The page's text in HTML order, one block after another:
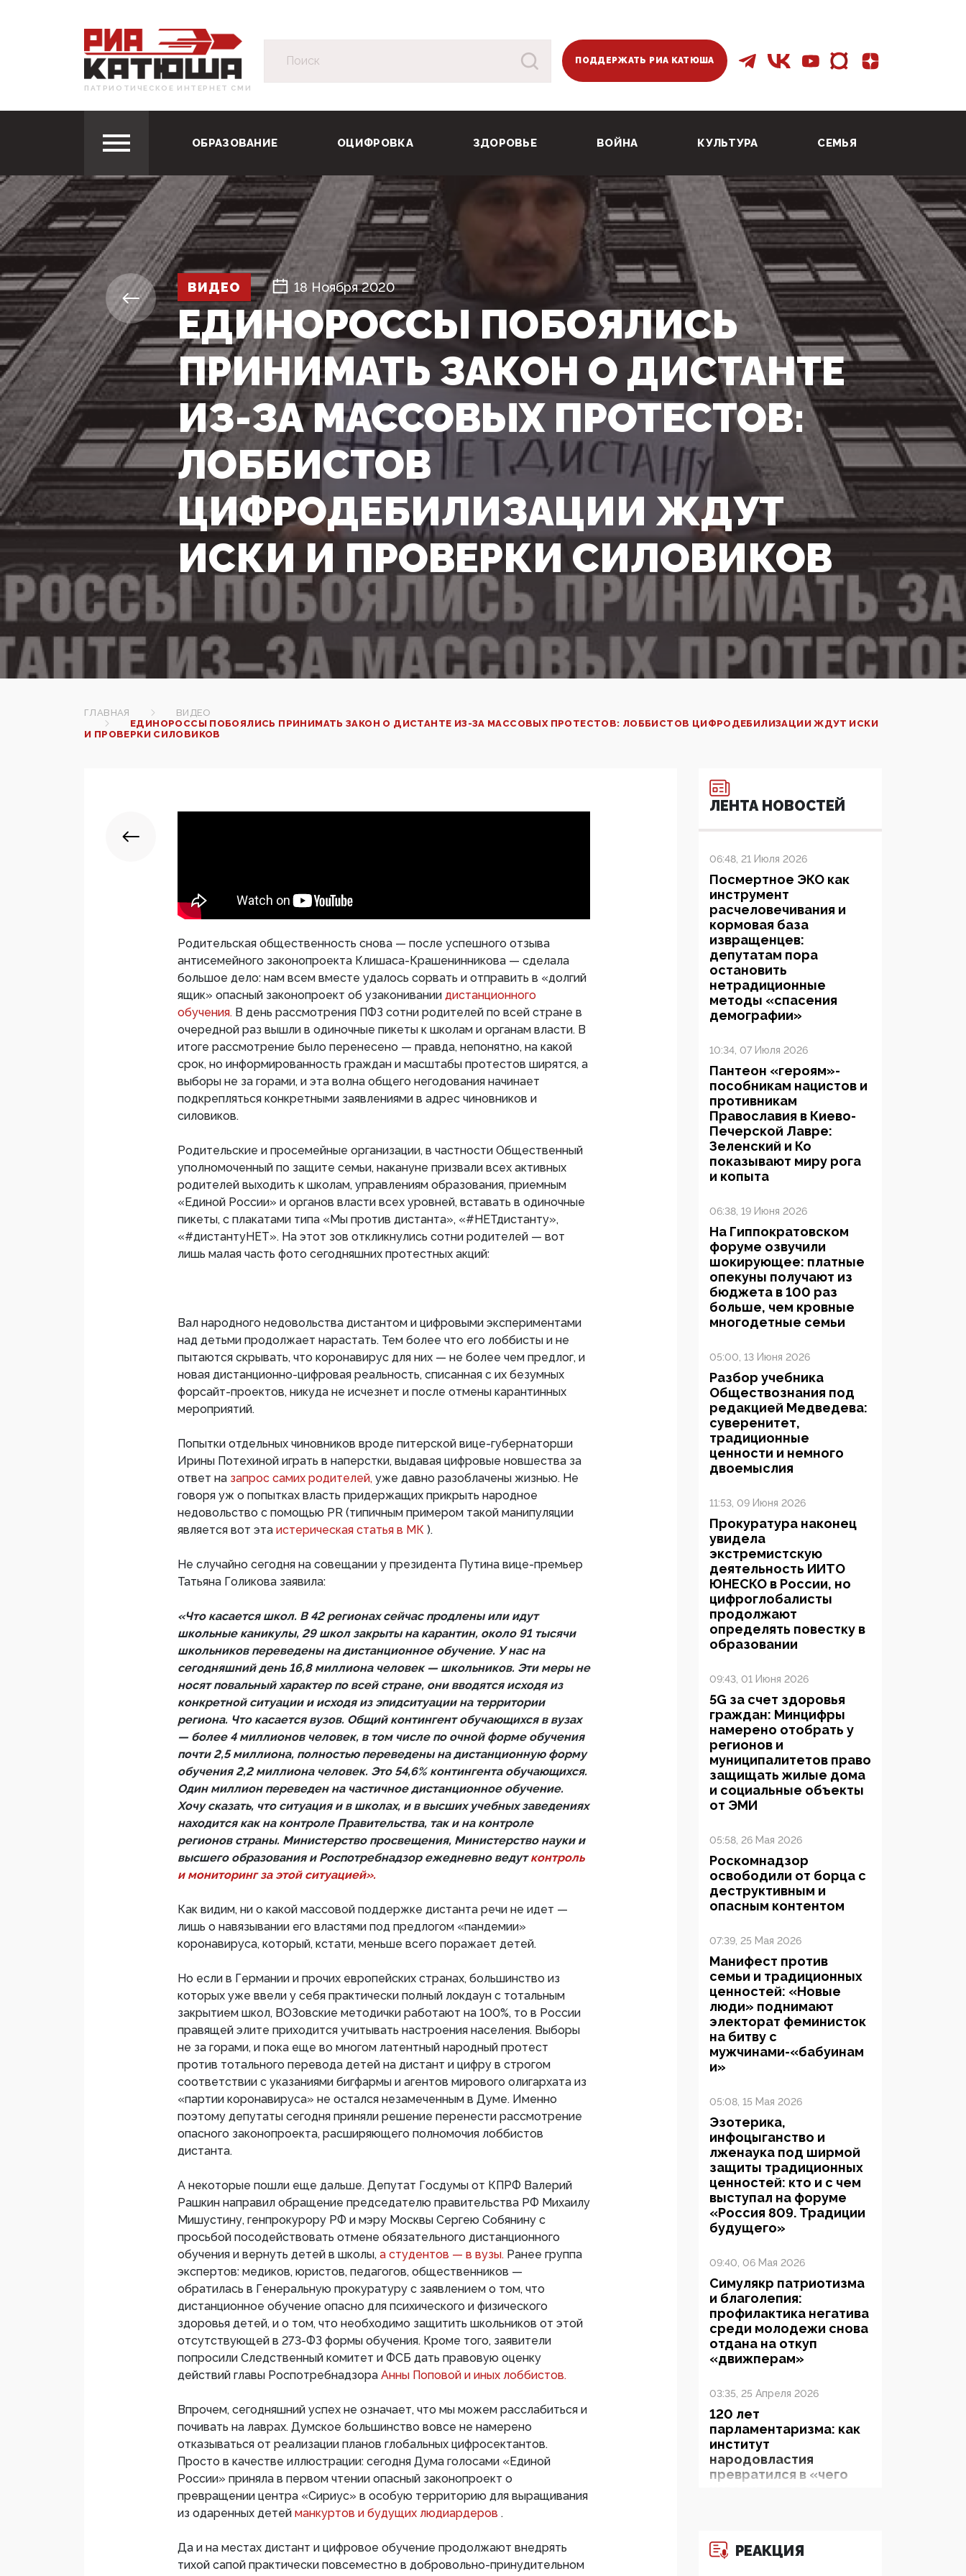
ПАТРИОТИЧЕСКОЕ ИНТЕРНЕТ СМИ
ПОДДЕРЖАТЬ РИА КАТЮША
ОБРАЗОВАНИЕ ОЦИФРОВКА ЗДОРОВЬЕ ВОЙНА КУЛЬТУРА СЕМЬЯ
ВИДЕО 18 Ноября 2020
ЕДИНОРОССЫ ПОБОЯЛИСЬ
ПРИНИМАТЬ ЗАКОН О ДИСТАНТЕ
ИЗ-ЗА МАССОВЫХ ПРОТЕСТОВ:
ЛОББИСТОВ
ЦИФРОДЕБИЛИЗАЦИИ ЖДУТ
ИСКИ И ПРОВЕРКИ СИЛОВИКОВ
ГЛАВНАЯ
ВИДЕО
ЕДИНОРОССЫ ПОБОЯЛИСЬ ПРИНИМАТЬ ЗАКОН О ДИСТАНТЕ ИЗ-ЗА МАССОВЫХ ПРОТЕСТОВ: ЛОББИСТОВ ЦИФРОДЕБИЛИЗАЦИИ ЖДУТ ИСКИ
И ПРОВЕРКИ СИЛОВИКОВ
Родительская общественность снова — после успешного отзыва
антисемейного законопроекта Клишаса-Крашенинникова — сделала
большое дело: нам всем вместе удалось сорвать и отправить в «долгий
ящик» опасный законопроект об узаконивании дистанционного
обучения. В день рассмотрения ПФЗ сотни родителей по всей стране в
очередной раз вышли в одиночные пикеты к школам и органам власти. В
итоге рассмотрение было перенесено — правда, непонятно, на какой
срок, но информированность граждан и масштабы протестов ширятся, а
выборы не за горами, и эта волна общего негодования начинает
подкрепляться конкретными заявлениями в адрес чиновников и
силовиков.
Родительские и просемейные организации, в частности Общественный
уполномоченный по защите семьи, накануне призвали всех активных
родителей выходить к школам, управлениям образования, приемным
«Единой России» и органов власти всех уровней, вставать в одиночные
пикеты, с плакатами типа «Мы против дистанта», «#НЕТдистанту»,
«#дистантуНЕТ». На этот зов откликнулись сотни родителей — вот
лишь малая часть фото сегодняшних протестных акций:
Вал народного недовольства дистантом и цифровыми экспериментами
над детьми продолжает нарастать. Тем более что его лоббисты и не
пытаются скрывать, что коронавирус для них — не более чем предлог, и
новая дистанционно-цифровая реальность, списанная с их безумных
форсайт-проектов, никуда не исчезнет и после отмены карантинных
мероприятий.
Попытки отдельных чиновников вроде питерской вице-губернаторши
Ирины Потехиной играть в наперстки, выдавая цифровые новшества за
ответ на запрос самих родителей, уже давно разоблачены жизнью. Не
говоря уж о попытках власть придержащих прикрыть народное
недовольство с помощью PR (типичным примером такой манипуляции
является вот эта истерическая статья в МК ).
Не случайно сегодня на совещании у президента Путина вице-премьер
Татьяна Голикова заявила:
«Что касается школ. В 42 регионах сейчас продлены или идут
школьные каникулы, 29 школ закрыты на карантин, около 91 тысячи
школьников переведены на дистанционное обучение. У нас на
сегодняшний день 16,8 миллиона человек — школьников. Эти меры не
носят повальный характер по всей стране, они вводятся исходя из
конкретной ситуации и исходя из эпидситуации на территории
региона. Что касается вузов. Общий контингент обучающихся в вузах
— более 4 миллионов человек, в том числе по очной форме обучения
почти 2,5 миллиона, полностью переведены на дистанционную форму
обучения 2,2 миллиона человек. Это 54,6% контингента обучающихся.
Один миллион переведен на частичное дистанционное обучение.
Хочу сказать, что ситуация и в школах, и в высших учебных заведениях
находится как на контроле Правительства, так и на контроле
регионов страны. Министерство просвещения, Министерство науки и
высшего образования и Роспотребнадзор ежедневно ведутконтроль
и мониторинг за этой ситуацией».
Как видим, ни о какой массовой поддержке дистанта речи не идет —
лишь о навязывании его властями под предлогом «пандемии»
коронавируса, который, кстати, меньше всего поражает детей.
Но если в Германии и прочих европейских странах, большинство из
которых уже ввели у себя практически полный локдаун с тотальным
закрытием школ, ВОЗовские методички работают на 100%, то в России
правящей элите приходится учитывать настроения населения. Выборы
не за горами, и пока еще во многом латентный народный протест
против тотального перевода детей на дистант и цифру в строгом
соответствии с указаниями бигфармы и агентов мирового олигархата из
«партии коронавируса» не остался незамеченным в Думе. Именно
поэтому депутаты сегодня приняли решение перенести рассмотрение
опасного законопроекта, расширяющего полномочия лоббистов
дистанта.
А некоторые пошли еще дальше. Депутат Госдумы от КПРФ Валерий
Рашкин направил обращение председателю правительства РФ Михаилу
Мишустину, генпрокурору РФ и мэру Москвы Сергею Собянину с
просьбой посодействовать отмене обязательного дистанционного
обучения и вернуть детей в школы, а студентов — в вузы. Ранее группа
экспертов: медиков, юристов, педагогов, общественников —
обратилась в Генеральную прокуратуру с заявлением о том, что
дистанционное обучение опасно для психического и физического
здоровья детей, и о том, что необходимо защитить школьников от этой
отсутствующей в 273-ФЗ формы обучения. Кроме того, заявители
попросили Следственный комитет и ФСБ дать правовую оценку
действий главы Роспотребнадзора Анны Поповой и иных лоббистов.
Впрочем, сегодняшний успех не означает, что мы можем расслабиться и
почивать на лаврах. Думское большинство вовсе не намерено
отказываться от реализации планов глобальных цифросектантов.
Просто в качестве иллюстрации: сегодня Дума голосами «Единой
России» приняла в первом чтении опасный законопроект о
превращении центра «Сириус» в особую территорию для выращивания
из одаренных детей манкуртов и будущих людиардеров .
Да и на местах дистант и цифровое обучение продолжают внедрять
тихой сапой практически повсеместно в добровольно-принудительном
ЛЕНТА НОВОСТЕЙ
06:48, 21 Июля 2026
Посмертное ЭКО как
инструмент
расчеловечивания и
кормовая база
извращенцев:
депутатам пора
остановить
нетрадиционные
методы «спасения
демографии»
10:34, 07 Июля 2026
Пантеон «героям»-
пособникам нацистов и
противникам
Православия в Киево-
Печерской Лавре:
Зеленский и Ко
показывают миру рога
и копыта
06:38, 19 Июня 2026
На Гиппократовском
форуме озвучили
шокирующее: платные
опекуны получают из
бюджета в 100 раз
больше, чем кровные
многодетные семьи
05:00, 13 Июня 2026
Разбор учебника
Обществознания под
редакцией Медведева:
суверенитет,
традиционные
ценности и немного
двоемыслия
11:53, 09 Июня 2026
Прокуратура наконец
увидела
экстремистскую
деятельность ИИТО
ЮНЕСКО в России, но
цифроглобалисты
продолжают
определять повестку в
образовании
09:43, 01 Июня 2026
5G за счет здоровья
граждан: Минцифры
намерено отобрать у
регионов и
муниципалитетов право
защищать жилые дома
и социальные объекты
от ЭМИ
05:58, 26 Мая 2026
Роскомнадзор
освободили от борца с
деструктивным и
опасным контентом
07:39, 25 Мая 2026
Манифест против
семьи и традиционных
ценностей: «Новые
люди» поднимают
электорат феминисток
на битву с
мужчинами-«бабуинам
и»
05:08, 15 Мая 2026
Эзотерика,
инфоцыганство и
лженаука под ширмой
защиты традиционных
ценностей: кто и с чем
выступал на форуме
«Россия 809. Традиции
будущего»
09:40, 06 Мая 2026
Симулякр патриотизма
и благолепия:
профилактика негатива
среди молодежи снова
отдана на откуп
«движперам»
03:35, 25 Апреля 2026
120 лет
парламентаризма: как
институт
народовластия
превратился в «чего
06:29, 15 Апреля 2026
Социальный фонд
РЕАКЦИЯ